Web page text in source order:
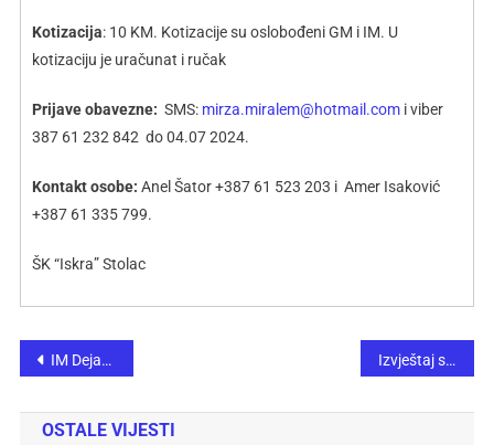
Kotizacija: 10 KM. Kotizacije su oslobođeni GM i IM. U
kotizaciju je uračunat i ručak
Prijave obavezne: SMS: mirza.miralem@hotmail.comi viber
387 61 232 842 do 04.07 2024.
Kontakt osobe: Anel Šator +387 61 523 203 i Amer Isaković
+387 61 335 799.
ŠK “Iskra” Stolac
IM Dejan Marjanović pobjednik Memorijalnog šahovsko turnira „Sjećanje na Gradonačelnika Husejina Smajlovića“ Izvještaj sa 24. kadetskog i juniorskog prvenstva Bosne i Hercegovine
OSTALE VIJESTI